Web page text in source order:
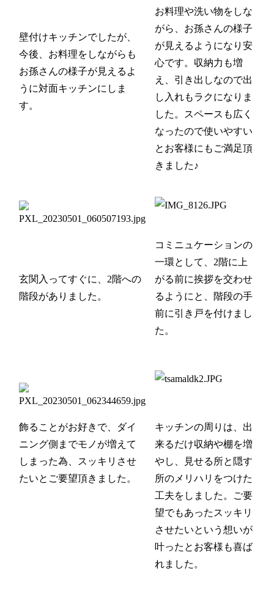
壁付けキッチンでしたが、
今後、お料理をしながらも
お孫さんの様子が見えるよ
うに対面キッチンにしま
す。
お料理や洗い物をしな
がら、お孫さんの様子
が見えるようになり安
心です。収納力も増
え、引き出しなので出
し入れもラクになりま
した。スペースも広く
なったので使いやすい
とお客様にもご満足頂
きました♪
玄関入ってすぐに、2階への
階段がありました。
コミニュケーションの
一環として、 2階に上
がる前に挨拶を交わせ
るようにと、
階段の手
前に引き戸を付けまし
た。
飾ることがお好きで、ダイ
ニング側までモノが増えて
しまった為、スッキリさせ
たいとご要望頂きました。
キッチンの周りは、出
来るだけ収納や棚を増
やし、見せる所と隠す
所のメリハリをつけた
工夫をしました。ご要
望でもあったスッキリ
させたいという想いが
叶ったとお客様も喜ば
れました。